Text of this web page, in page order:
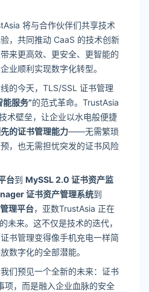
将与合作伙伴们共享技术
，共同推动 CaaS 的技术创新
来更高效、更安全、更智能的
业顺利实现数字化转型。
的今天，TLS/SSL 证书管理
能服务”的范式革命。TrustAsia
术壁垒，让企业以水电般便捷
的证书管理能力——无需繁琐
，也无需担忧突发的证书风险
台到 MySSL 2.0 证书资产监
证书资产管理系统到
理平台，亚数TrustAsia 正在
未来。这不仅是技术的迭代，
书管理变得像手机充电一样简
数字化的全部潜能。
们预见一个全新的未来：证书
项，而是融入企业血脉的安全